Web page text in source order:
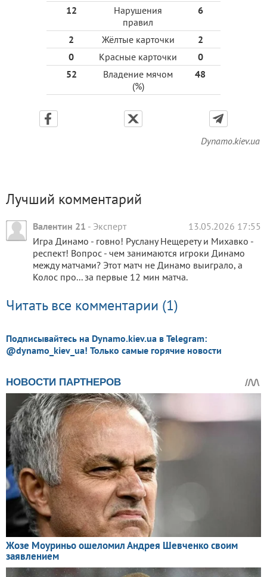
12
Нарушения
правил
6
2 Жёлтые карточки
2
0
Красные карточки
0
52
Владение мячом
(%)
48
Dynamo.kiev.ua
Лучший комментарий
Валентин 21 - Эксперт
13.05.2026 17:55
Игра Динамо - говно! Руслану Нещерету и Михавко -
респект! Вопрос - чем занимаются игроки Динамо
между матчами? Этот матч не Динамо выиграло, а
Колос про... за первые 12 мин матча.
Читать все комментарии (1)
Подписывайтесь на Dynamo.kiev.ua в Telegram:
@dynamo_kiev_ua! Только самые горячие новости